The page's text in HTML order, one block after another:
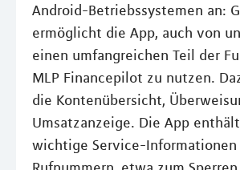
Android-Betriebssystemen an:
ermöglicht die App, auch von
einen umfangreichen Teil der
MLP Financepilot zu nutzen.
die Kontenübersicht,
Umsatzanzeige. Die App
wichtige Service-Informationen